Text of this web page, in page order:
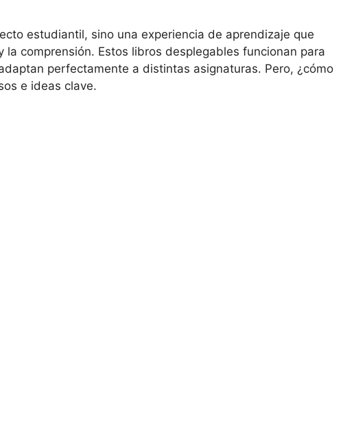
estudiantil, sino una experiencia de aprendizaje que
comprensión. Estos libros desplegables funcionan para
perfectamente a distintas asignaturas. Pero, ¿cómo
e ideas clave.